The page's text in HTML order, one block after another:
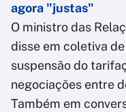
agora "justas"
O ministro das
disse em coletiva
suspensão do
negociações entre
Também em